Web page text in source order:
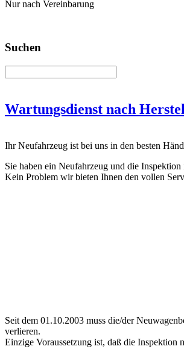
Nur nach Vereinbarung
Suchen
Wartungsdienst nach
Ihr Neufahrzeug ist bei uns in den besten
Sie haben ein Neufahrzeug und die
Kein Problem wir bieten Ihnen den vollen
Seit dem 01.10.2003 muss die/der
verlieren.
Einzige Voraussetzung ist, daß die